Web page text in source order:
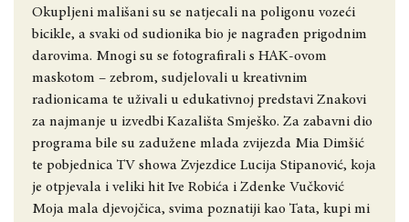
Okupljeni mališani su se natjecali na poligonu vozeći
bicikle, a svaki od sudionika bio je nagrađen prigodnim
darovima. Mnogi su se fotografirali s HAK-ovom
maskotom – zebrom, sudjelovali u kreativnim
radionicama te uživali u edukativnoj predstavi Znakovi
za najmanje u izvedbi Kazališta Smješko. Za zabavni dio
programa bile su zadužene mlada zvijezda Mia Dimšić
te pobjednica TV showa Zvjezdice Lucija Stipanović, koja
je otpjevala i veliki hit Ive Robića i Zdenke Vučković
Moja mala djevojčica, svima poznatiji kao Tata, kupi mi